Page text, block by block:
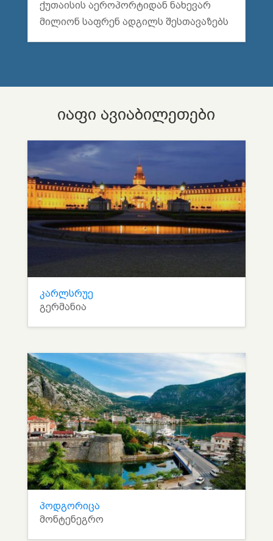
ქუთაისის აეროპორტიდან ნახევარ
მილიონ საფრენ ადგილს შესთავაზებს
იაფი ავიაბილეთები
კარლსრუე
გერმანია
პოდგორიცა
მონტენეგრო